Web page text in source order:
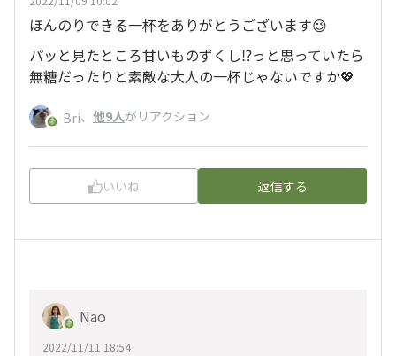
ほんのりできる一杯をありがとうございます😉
パッと見たところ甘いものずくし⁉️っと思っていたら
無糖だったりと素敵な大人の一杯じゃないですか💖
Bri、 他9人がリアクション
いいね 返信する
Nao
2022/11/11 18:54